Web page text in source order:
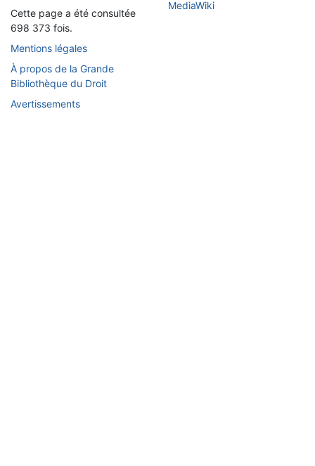
Cette page a été consultée
698 373 fois.
Mentions légales
À propos de la Grande
Bibliothèque du Droit
Avertissements